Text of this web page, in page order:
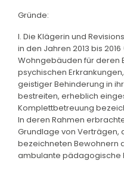
Gründe:
I. Die Klägerin und
in den Jahren 2013 bis
Wohngebäuden für deren
psychischen
geistiger Behinderung in
bestreiten, erheblich
Komplettbetreuung
In deren Rahmen
Grundlage von Verträgen,
bezeichneten Bewohnern
ambulante pädagogische